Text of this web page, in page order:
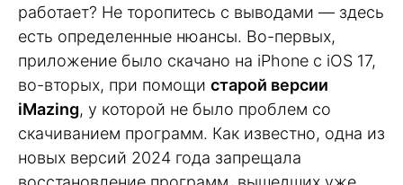
работает? Не торопитесь с выводами — здесь
есть определенные нюансы. Во-первых,
приложение было скачано на iPhone с iOS 17,
во-вторых, при помощи старой версии
iMazing, у которой не было проблем со
скачиванием программ. Как известно, одна из
новых версий 2024 года запрещала